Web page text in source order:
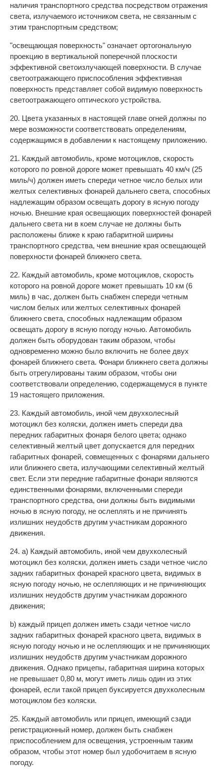
наличия транспортного средства посредством отражения
света, излучаемого источником света, не связанным с
этим транспортным средством;
"освещающая поверхность" означает ортогональную
проекцию в вертикальной поперечной плоскости
эффективной светоизлучающей поверхности. В случае
светоотражающего приспособления эффективная
поверхность представляет собой видимую поверхность
светоотражающего оптического устройства.
20. Цвета указанных в настоящей главе огней должны по
мере возможности соответствовать определениям,
содержащимся в добавлении к настоящему приложению.
21. Каждый автомобиль, кроме мотоциклов, скорость
которого по ровной дороге может превышать 40 км/ч (25
миль/ч) должен иметь спереди четное число белых или
желтых селективных фонарей дальнего света, способных
надлежащим образом освещать дорогу в ясную погоду
ночью. Внешние края освещающих поверхностей фонарей
дальнего света ни в коем случае не должны быть
расположены ближе к краю габаритной ширины
транспортного средства, чем внешние края освещающей
поверхности фонарей ближнего света.
22. Каждый автомобиль, кроме мотоциклов, скорость
которого на ровной дороге может превышать 10 км (6
миль) в час, должен быть снабжен спереди четным
числом белых или желтых селективных фонарей
ближнего света, способных надлежащим образом
освещать дорогу в ясную погоду ночью. Автомобиль
должен быть оборудован таким образом, чтобы
одновременно можно было включить не более двух
фонарей ближнего света. Фонари ближнего света должны
быть отрегулированы таким образом, чтобы они
соответствовали определению, содержащемуся в пункте
19 настоящего приложения.
23. Каждый автомобиль, иной чем двухколесный
мотоцикл без коляски, должен иметь спереди два
передних габаритных фонаря белого цвета; однако
селективный желтый цвет допускается для передних
габаритных фонарей, совмещенных с фонарями дальнего
или ближнего света, излучающими селективный желтый
свет. Если эти передние габаритные фонари являются
единственными фонарями, включенными спереди
транспортного средства, они должны быть видимыми
ночью в ясную погоду, не ослеплять и не причинять
излишних неудобств другим участникам дорожного
движения.
24. а) Каждый автомобиль, иной чем двухколесный
мотоцикл без коляски, должен иметь сзади четное число
задних габаритных фонарей красного цвета, видимых в
ясную погоду ночью, не ослепляющих и не причиняющих
излишних неудобств другим участникам дорожного
движения;
b) каждый прицеп должен иметь сзади четное число
задних габаритных фонарей красного цвета, видимых в
ясную погоду ночью и не ослепляющих и не причиняющих
излишних неудобств другим участникам дорожного
движения. Однако прицепы, габаритная ширина которых
не превышает 0,80 м, могут иметь лишь один из этих
фонарей, если такой прицеп буксируется двухколесным
мотоциклом без коляски.
25. Каждый автомобиль или прицеп, имеющий сзади
регистрационный номер, должен быть снабжен
приспособлением для освещения, устроенным таким
образом, чтобы этот номер был удобочитаем в ясную
погоду.